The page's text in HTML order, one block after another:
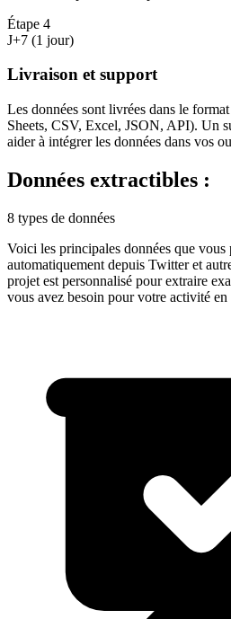
Étape 4
J+7 (1 jour)
Livraison et support
Les données sont livrées dans le
Sheets, CSV, Excel, JSON, API). Un
aider à intégrer les données dans vos
Données extractibles :
8 types de données
Voici les principales données que vous
automatiquement depuis Twitteret
projet est personnalisé pour extraire
vous avez besoin pour votre activité en